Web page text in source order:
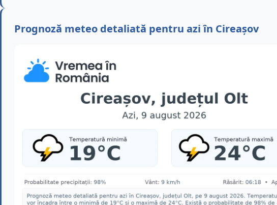
Prognoză meteo detaliată pentru azi în Cireașov